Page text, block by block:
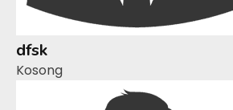
dfsk
Kosong